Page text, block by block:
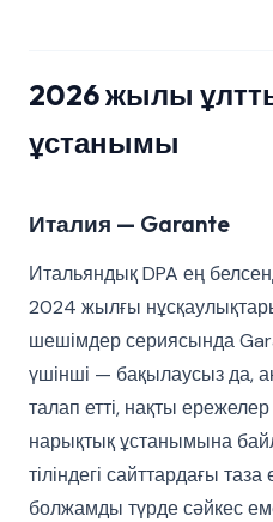
2026 жылы
ұстанымы
Италия — Garante
Итальяндық DPA ең
2024 жылғы
шешімдер сериясында
үшінші — бақылаусыз да,
талап етті, нақты
нарықтық ұстанымына
тіліндегі сайттардағы таза
болжамды түрде сәйкес